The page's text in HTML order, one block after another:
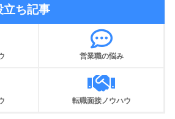
立ち記事
営業職の悩み
転職面接ノウハウ